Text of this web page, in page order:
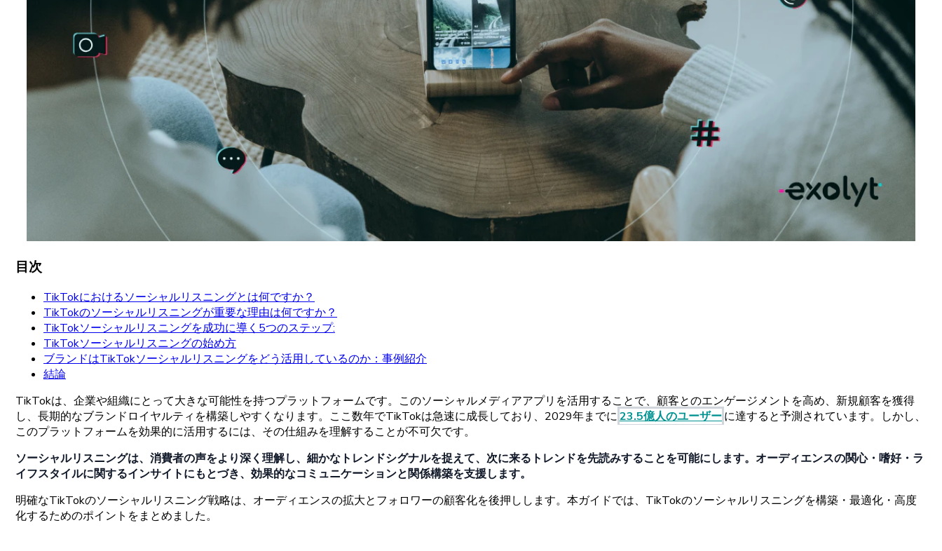
目次
TikTokにおけるソーシャルリスニングとは何ですか？
TikTokのソーシャルリスニングが重要な理由は何ですか？
TikTokソーシャルリスニングを成功に導く5つのステップ:
TikTokソーシャルリスニングの始め方
ブランドはTikTokソーシャルリスニングをどう活用しているのか：事例紹介
結論
TikTokは、 企業や組織にとって大きな可能性を持つプラットフォームです。 このソーシャルメディアアプリを活用することで、 顧客とのエンゲージメントを高め、 新規顧客を獲得
し、 長期的なブランドロイヤルティを構築しやすくなります。 ここ数年でTikTokは急速に成長しており、 2029年までに23.5億人のユーザーに達すると予測されています。しかし、
このプラットフォームを効果的に活用するには、 その仕組みを理解することが不可欠です。
ソーシャルリスニングは、 消費者の声をより深く 理解し、 細かな トレンドシグナルを捉えて、 次に来る トレンドを先読みすることを可能にします。 オーディエンスの関心・ 嗜好・ ラ
イフスタイルに関するインサイトにもとづき、 効果的なコミュニケーションと関係構築を支援します。
明確なTikTokのソーシャルリスニング戦略は、 オーディエンスの拡大とフォロワーの顧客化を後押しします。 本ガイドでは、 TikTokのソーシャルリスニングを構築 ・ 最適化 ・ 高度
化するためのポイントをまとめました。